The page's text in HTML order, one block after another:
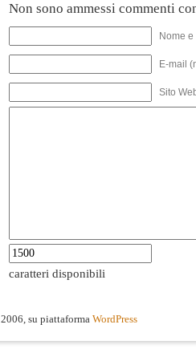
Non sono ammessi commenti
Nome
E-mail
Sito
caratteri disponibili
2006, su piattaforma WordPress